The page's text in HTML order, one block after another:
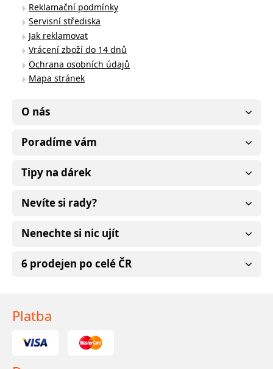
Reklamační podmínky
Servisní střediska
Jak reklamovat
Vrácení zboží do 14 dnů
Ochrana osobních údajů
Mapa stránek
O nás
Poradíme vám
Tipy na dárek
Nevíte si rady?
Nenechte si nic ujít
6 prodejen po celé ČR
Platba